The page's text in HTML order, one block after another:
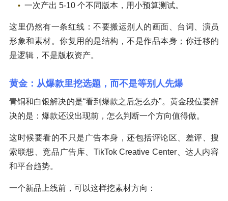
一次产出 5-10 个不同版本，用小预算测试。
这里仍然有一条红线：不要搬运别人的画面、台词、演员
形象和素材。你复用的是结构，不是作品本身；你迁移的
是逻辑，不是版权资产。
黄金：从爆款里挖选题，而不是等别人先爆
青铜和白银解决的是“看到爆款之后怎么办”。黄金段位要解
决的是：爆款还没出现前，怎么判断一个方向值得做。
这时候要看的不只是广告本身，还包括评论区、差评、搜
索联想、竞品广告库、TikTok Creative Center、达人内容
和平台趋势。
一个新品上线前，可以这样挖素材方向：